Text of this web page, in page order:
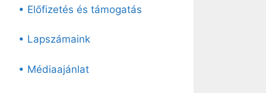
• Előfizetés és támogatás
• Lapszámaink
• Médiaajánlat